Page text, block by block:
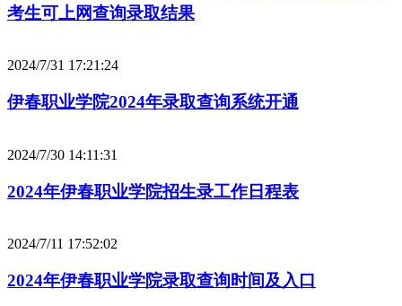
考生可上网查询录取结果
2024/7/31 17:21:24
伊春职业学院2024年录取查询系统开通
2024/7/30 14:11:31
2024年伊春职业学院招生录工作日程表
2024/7/11 17:52:02
2024年伊春职业学院录取查询时间及入口